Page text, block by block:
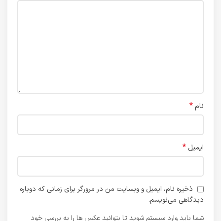
نام *
ایمیل *
ذخیره نام، ایمیل و وبسایت من در مرورگر برای زمانی که دوباره
دیدگاهی می‌نویسم.
شما باید وارد سیستم شوید تا بتوانید عکس ها را به بررسی خود